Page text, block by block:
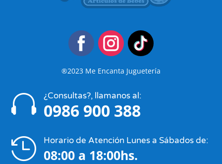
®2023 Me Encanta Juguetería
 ¿Consultas?, llamanos al:
0986 900 388
 Horario de Atención Lunes a Sábados de:
08:00 a 18:00hs.